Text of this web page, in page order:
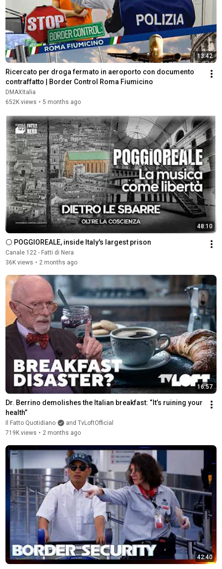
13:42
Ricercato per droga fermato in aeroporto con documento
contraffatto | Border Control Roma Fiumicino
DMAXItalia
652K views • 5 months ago
48:10
⚪ POGGIOREALE, inside Italy's largest prison
Canale 122 - Fatti di Nera
36K views • 2 months ago
16:57
Dr. Berrino demolishes the Italian breakfast: “It’s ruining your
health”
Il Fatto Quotidiano
and TvLoftOfficial
719K views • 2 months ago
42:40